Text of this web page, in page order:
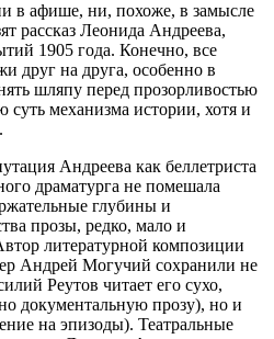
в афише, ни, похоже, в замысле
рассказ Леонида Андреева,
1905 года. Конечно, все
друг на друга, особенно в
шляпу перед прозорливостью
суть механизма истории, хотя и
Андреева как беллетриста
драматурга не помешала
глубины и
прозы, редко, мало и
литературной композиции
Андрей Могучий сохранили не
Реутов читает его сухо,
документальную прозу), но и
на эпизоды). Театральные